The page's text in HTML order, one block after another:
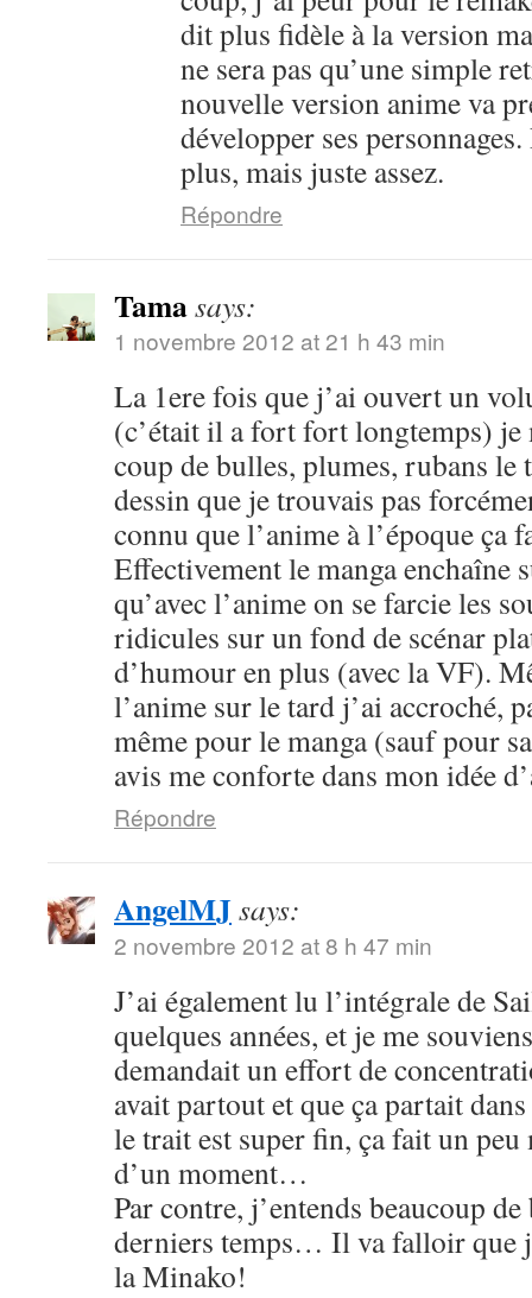
dit plus fidèle à la version
ne sera pas qu’une simple
nouvelle version anime va
développer ses
plus, mais juste assez.
Répondre
Tamasays:
1 novembre 2012 at 21 h 43 min
La 1ere fois que j’ai ouvert un
(c’était il a fort fort longtemps) je
coup de bulles, plumes, rubans le
dessin que je trouvais pas
connu que l’anime à l’époque ça
Effectivement le manga enchaîne
qu’avec l’anime on se farcie les
ridicules sur un fond de scénar
d’humour en plus (avec la VF).
l’anime sur le tard j’ai accroché,
même pour le manga (sauf pour
avis me conforte dans mon idée
Répondre
AngelMJsays:
2 novembre 2012 at 8 h 47 min
J’ai également lu l’intégrale de
quelques années, et je me
demandait un effort de
avait partout et que ça partait
le trait est super fin, ça fait un
d’un moment…
Par contre, j’entends beaucoup
derniers temps… Il va falloir que
la Minako!